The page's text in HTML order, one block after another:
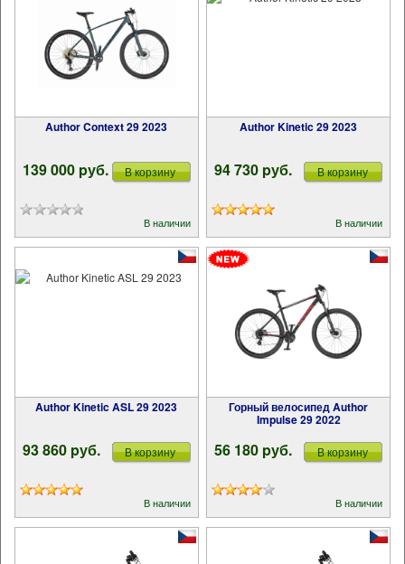
Author Context 29 2023
139 000 pуб. В корзину
В наличии
Author Kinetic 29 2023
94 730 pуб. В корзину
В наличии
Author Kinetic ASL 29 2023
93 860 pуб. В корзину
В наличии
Горный велосипед Author
Impulse 29 2022
56 180 pуб. В корзину
В наличии